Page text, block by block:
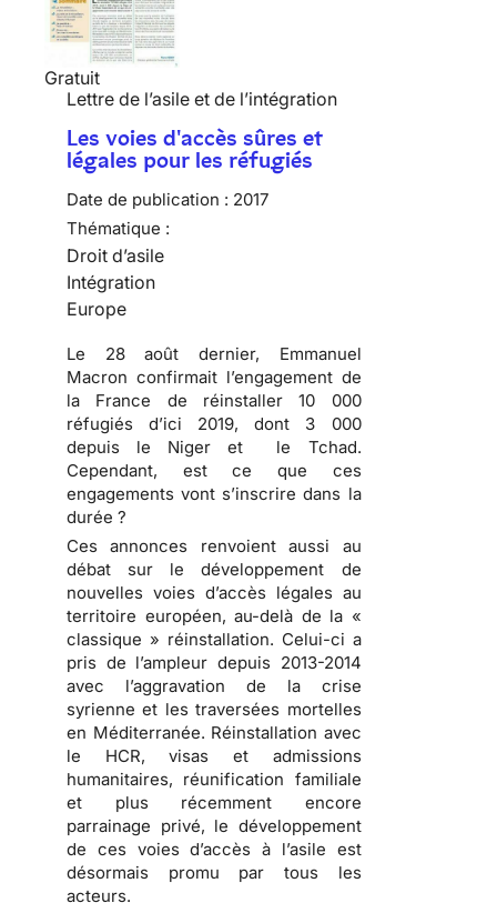
Gratuit
Lettre de l’asile et de l’intégration
Les voies d'accès sûres et
légales pour les réfugiés
Date de publication : 2017
Thématique :
Droit d’asile
Intégration
Europe
Le 28 août dernier, Emmanuel
Macron confirmait l’engagement de
la France de réinstaller 10 000
réfugiés d’ici 2019, dont 3 000
depuis le Niger et le Tchad.
Cependant, est ce que ces
engagements vont s’inscrire dans la
durée ?
Ces annonces renvoient aussi au
débat sur le développement de
nouvelles voies d’accès légales au
territoire européen, au-delà de la «
classique » réinstallation. Celui-ci a
pris de l’ampleur depuis 2013-2014
avec l’aggravation de la crise
syrienne et les traversées mortelles
en Méditerranée. Réinstallation avec
le HCR, visas et admissions
humanitaires, réunification familiale
et plus récemment encore
parrainage privé, le développement
de ces voies d’accès à l’asile est
désormais promu par tous les
acteurs.